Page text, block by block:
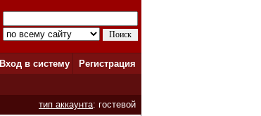
Вход в систему
Регистрация
тип аккаунта: гостевой